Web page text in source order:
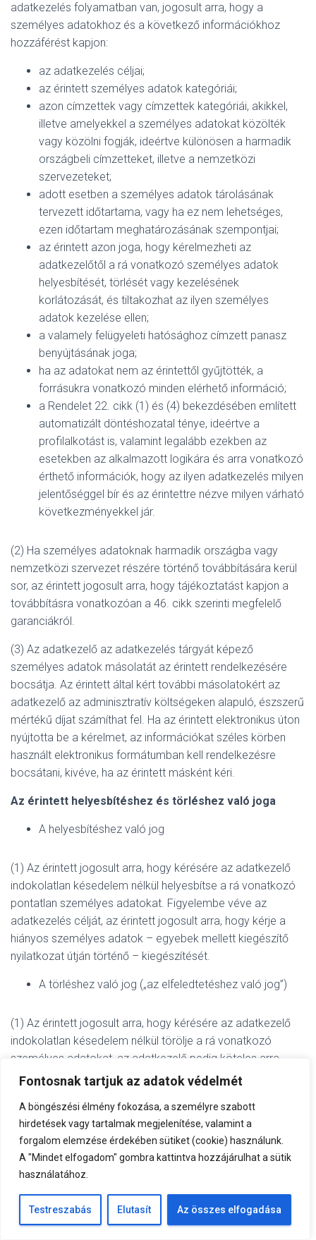
Fontosnak tartjuk az adatok védelmét
A böngészési élmény fokozása, a személyre szabott
hirdetések vagy tartalmak megjelenítése, valamint a
forgalom elemzése érdekében sütiket (cookie) használunk.
A "Mindet elfogadom" gombra kattintva hozzájárulhat a sütik
használatához.
Testreszabás Elutasít Az összes elfogadása
adatkezelés folyamatban van, jogosult arra, hogy a
személyes adatokhoz és a következő információkhoz
hozzáférést kapjon:
az adatkezelés céljai;
az érintett személyes adatok kategóriái;
azon címzettek vagy címzettek kategóriái, akikkel,
illetve amelyekkel a személyes adatokat közölték
vagy közölni fogják, ideértve különösen a harmadik
országbeli címzetteket, illetve a nemzetközi
szervezeteket;
adott esetben a személyes adatok tárolásának
tervezett időtartama, vagy ha ez nem lehetséges,
ezen időtartam meghatározásának szempontjai;
az érintett azon joga, hogy kérelmezheti az
adatkezelőtől a rá vonatkozó személyes adatok
helyesbítését, törlését vagy kezelésének
korlátozását, és tiltakozhat az ilyen személyes
adatok kezelése ellen;
a valamely felügyeleti hatósághoz címzett panasz
benyújtásának joga;
ha az adatokat nem az érintettől gyűjtötték, a
forrásukra vonatkozó minden elérhető információ;
a Rendelet 22. cikk (1) és (4) bekezdésében említett
automatizált döntéshozatal ténye, ideértve a
profilalkotást is, valamint legalább ezekben az
esetekben az alkalmazott logikára és arra vonatkozó
érthető információk, hogy az ilyen adatkezelés milyen
jelentőséggel bír és az érintettre nézve milyen várható
következményekkel jár.
(2) Ha személyes adatoknak harmadik országba vagy
nemzetközi szervezet részére történő továbbítására kerül
sor, az érintett jogosult arra, hogy tájékoztatást kapjon a
továbbításra vonatkozóan a 46. cikk szerinti megfelelő
garanciákról.
(3) Az adatkezelő az adatkezelés tárgyát képező
személyes adatok másolatát az érintett rendelkezésére
bocsátja. Az érintett által kért további másolatokért az
adatkezelő az adminisztratív költségeken alapuló, észszerű
mértékű díjat számíthat fel. Ha az érintett elektronikus úton
nyújtotta be a kérelmet, az információkat széles körben
használt elektronikus formátumban kell rendelkezésre
bocsátani, kivéve, ha az érintett másként kéri.
Az érintett helyesbítéshez és törléshez való joga
A helyesbítéshez való jog
(1) Az érintett jogosult arra, hogy kérésére az adatkezelő
indokolatlan késedelem nélkül helyesbítse a rá vonatkozó
pontatlan személyes adatokat. Figyelembe véve az
adatkezelés célját, az érintett jogosult arra, hogy kérje a
hiányos személyes adatok – egyebek mellett kiegészítő
nyilatkozat útján történő – kiegészítését.
A törléshez való jog („az elfeledtetéshez való jog”)
(1) Az érintett jogosult arra, hogy kérésére az adatkezelő
indokolatlan késedelem nélkül törölje a rá vonatkozó
személyes adatokat, az adatkezelő pedig köteles arra,
hogy az érintettre vonatkozó személyes adatokat
valamelyike fennáll:
a személyes adatokra már nincs szükség abból a
célból, amelyből azokat gyűjtötték vagy más módon
kezelték;
az érintett visszavonja a rendelet 6. cikk (1)
bekezdésének a) pontja (hozzájárulás személyes
adatok kezeléséhez) vagy a rendelet 9. cikk (2)